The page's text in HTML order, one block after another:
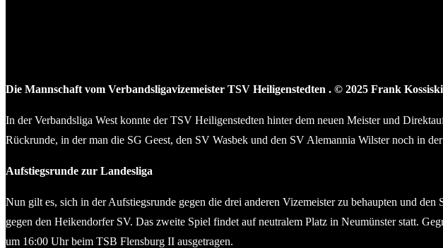
Die Mannschaft vom Verbandsligavizemeister TSV Heiligenstedten . © 2025 Frank Kossiski
In der Verbandsliga West konnte der TSV Heiligenstedten hinter dem neuen Meister und
Rückrunde, in der man die SG Geest, den SV Wasbek und den SV Alemannia Wilster noch in
Aufstiegsrunde zur Landesliga
Nun gilt es, sich in der Aufstiegsrunde gegen die drei anderen Vizemeister zu behaupten und
gegen den Heikendorfer SV. Das zweite Spiel findet auf neutralem Platz in Neumünster statt.
um 16:00 Uhr beim TSB Flensburg II ausgetragen.